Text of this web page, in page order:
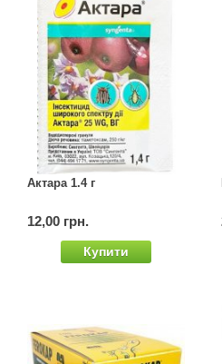
Актара 1.4 г
12,00 грн.
Купити